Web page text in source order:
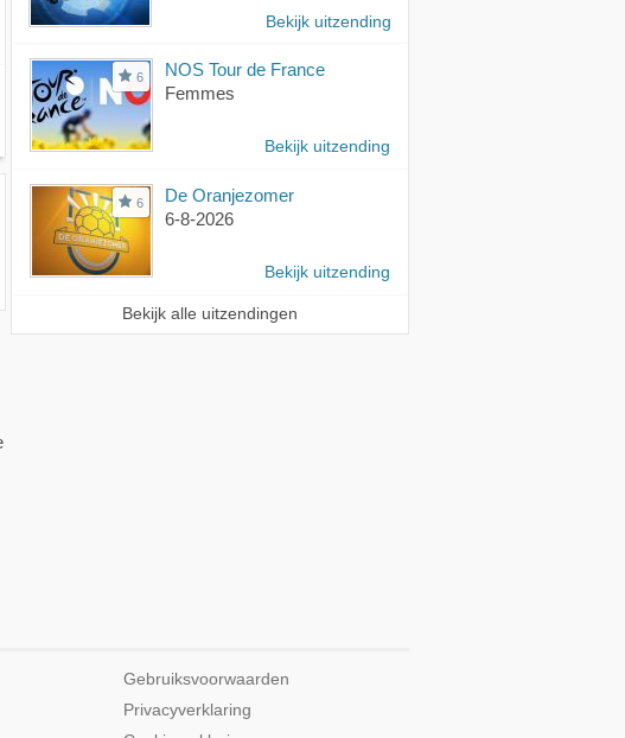
Bekijk uitzending
6
NOS Tour de France
Femmes
Bekijk uitzending
6
De Oranjezomer
6-8-2026
Bekijk uitzending
Bekijk alle uitzendingen
Gebruiksvoorwaarden
Privacyverklaring